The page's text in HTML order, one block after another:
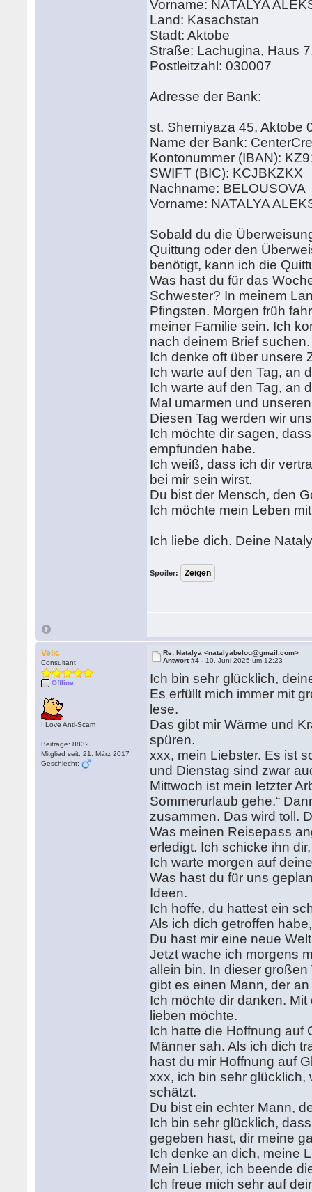
Vorname: NATALYA
Land: Kasachstan
Stadt: Aktobe
Straße: Lachugina, Haus
Postleitzahl: 030007
Adresse der Bank:
st. Sherniyaza 45, Aktobe
Name der Bank:
Kontonummer (IBAN):
SWIFT (BIC): KCJBKZKX
Nachname: BELOUSOVA
Vorname: NATALYA
Sobald du die
Quittung oder den
benötigt, kann ich die
Was hast du für das
Schwester? In meinem
Pfingsten. Morgen früh
meiner Familie sein. Ich
nach deinem Brief suchen.
Ich denke oft über unsere
Ich warte auf den Tag, an
Ich warte auf den Tag, an
Mal umarmen und
Diesen Tag werden wir
Ich möchte dir sagen,
empfunden habe.
Ich weiß, dass ich dir
bei mir sein wirst.
Du bist der Mensch, den
Ich möchte mein Leben
Ich liebe dich. Deine
Spoiler:
Velic
Consultant
Offline
I Love Anti-Scam
Beiträge: 8832
Mitglied seit: 21. März 2017
Geschlecht:
Re: Natalya <natalyabelou@gmail.com>
Antwort #4 - 10. Juni 2025 um 12:23
Ich bin sehr glücklich,
Es erfüllt mich immer mit
lese.
Das gibt mir Wärme und
spüren.
xxx, mein Liebster. Es ist
und Dienstag sind zwar
Mittwoch ist mein letzter
Sommerurlaub gehe.“
zusammen. Das wird toll.
Was meinen Reisepass
erledigt. Ich schicke ihn
Ich warte morgen auf
Was hast du für uns
Ideen.
Ich hoffe, du hattest ein
Als ich dich getroffen
Du hast mir eine neue
Jetzt wache ich morgens
allein bin. In dieser
gibt es einen Mann, der
Ich möchte dir danken.
lieben möchte.
Ich hatte die Hoffnung auf
Männer sah. Als ich dich
hast du mir Hoffnung auf
xxx, ich bin sehr
schätzt.
Du bist ein echter Mann,
Ich bin sehr glücklich,
gegeben hast, dir meine
Ich denke an dich, meine
Mein Lieber, ich beende
Ich freue mich sehr auf